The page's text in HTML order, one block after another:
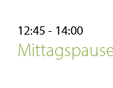
12:45 - 14:00